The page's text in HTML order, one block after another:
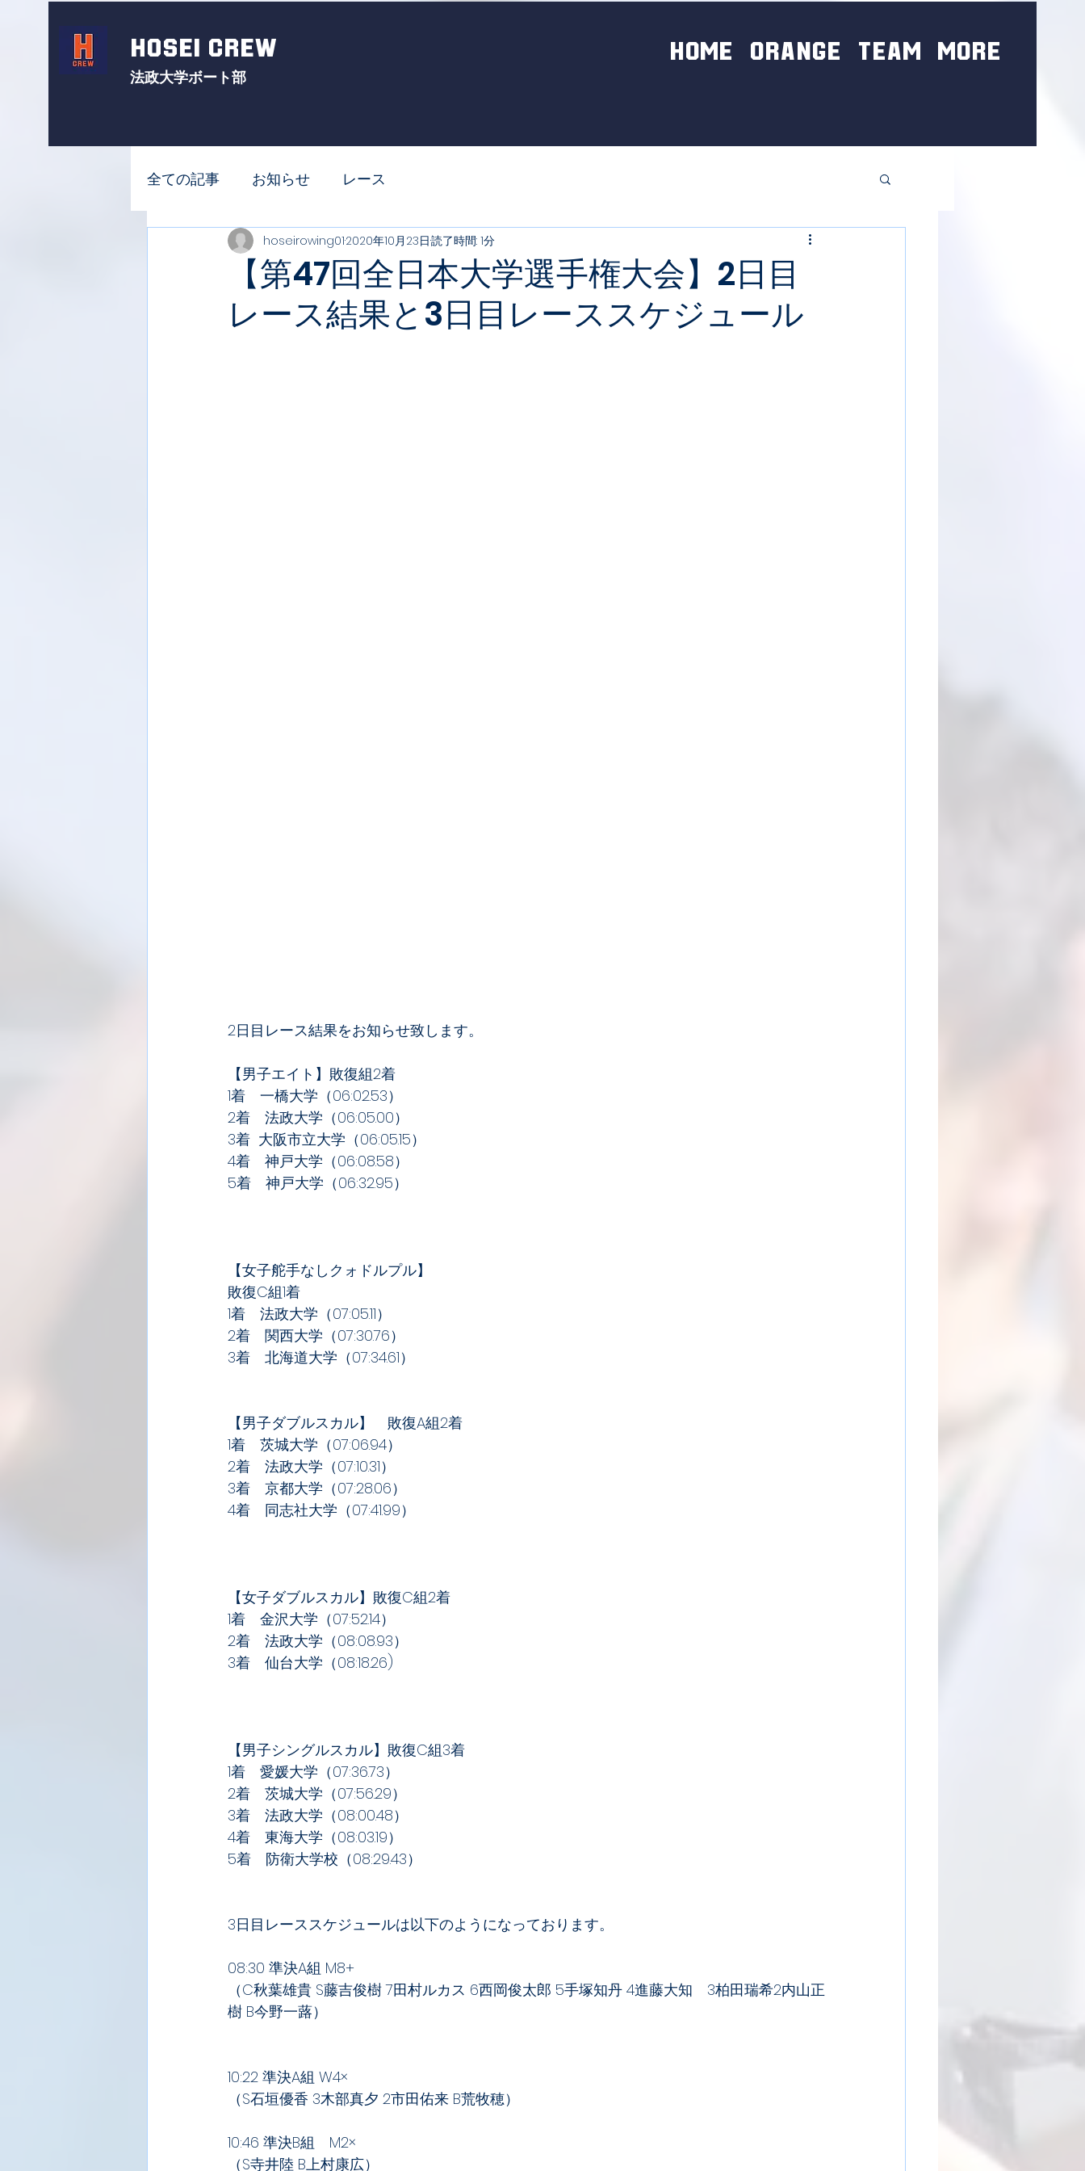
HOSEI CREW
法政大学ボート部
HOME ORANGE TEAM MORE
全ての記事 お知らせ レース
【第47回全日本大学選手権大会】2日目
レース結果と3日目レーススケジュール
hoseirowing012020年10月23日読了時間: 1分
2日目レース結果をお知らせ致します。
【男子エイト】敗復組2着
1着　一橋大学（06:02.53）
2着　法政大学（06:05.00）
3着  大阪市立大学（06:05.15）
4着　神戸大学（06:08.58）
5着　神戸大学（06:32.95）
【女子舵手なしクォドルプル】
敗復C組1着
1着　法政大学（07:05.11）
2着　関西大学（07:30.76）
3着　北海道大学（07:34.61）
【男子ダブルスカル】　敗復A組2着
1着　茨城大学（07:06.94）
2着　法政大学（07:10.31）
3着　京都大学（07:28.06）
4着　同志社大学（07:41.99）
【女子ダブルスカル】敗復C組2着
1着　金沢大学（07:52.14）
2着　法政大学（08:08.93）
3着　仙台大学（08:18.26)
【男子シングルスカル】敗復C組3着
1着　愛媛大学（07:36.73）
2着　茨城大学（07:56.29）
3着　法政大学（08:00.48）
4着　東海大学（08:03.19）
5着　防衛大学校（08:29.43）
3日目レーススケジュールは以下のようになっております。
08:30 準決A組 M8+
（C秋葉雄貴 S藤吉俊樹 7田村ルカス 6西岡俊太郎 5手塚知丹 4進藤大知　3柏田瑞希2内山正
樹 B今野一蕗）
10:22 準決A組 W4×
（S石垣優香 3木部真夕 2市田佑来 B荒牧穂）
10:46 準決B組　M2×
（S寺井陸 B上村康広）